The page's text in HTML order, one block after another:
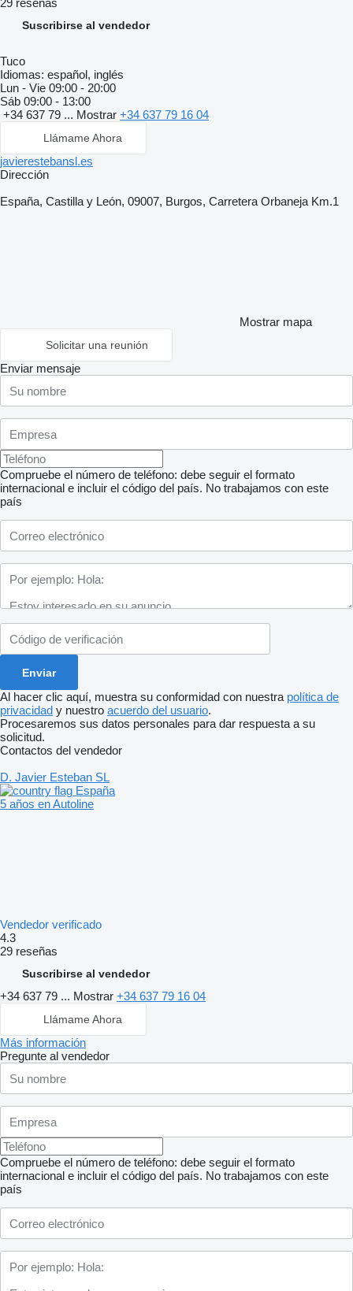
29 reseñas
Suscribirse al vendedor
Tuco
Idiomas: español, inglés
Lun - Vie 09:00 - 20:00
Sáb 09:00 - 13:00
+34 637 79 ... Mostrar +34 637 79 16 04
Llámame Ahora
javierestebansl.es
Dirección
España, Castilla y León, 09007, Burgos, Carretera Orbaneja Km.1
Mostrar mapa
Solicitar una reunión
Enviar mensaje
Compruebe el número de teléfono: debe seguir el formato
internacional e incluir el código del país. No trabajamos con este
país
Al hacer clic aquí, muestra su conformidad con nuestra política de
privacidad y nuestro acuerdo del usuario.
Procesaremos sus datos personales para dar respuesta a su
solicitud.
Contactos del vendedor
D. Javier Esteban SL
España
5 años en Autoline
Vendedor verificado
4.3
29 reseñas
Suscribirse al vendedor
+34 637 79 ... Mostrar +34 637 79 16 04
Llámame Ahora
Más información
Pregunte al vendedor
Compruebe el número de teléfono: debe seguir el formato
internacional e incluir el código del país. No trabajamos con este
país